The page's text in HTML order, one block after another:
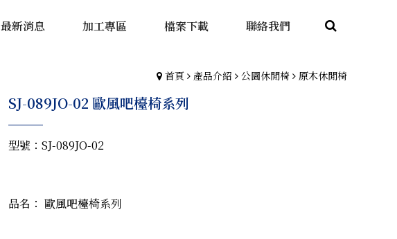
最新消息 加工專區 檔案下載 聯絡我們
首頁 產品介紹 公園休閒椅 原木休閒椅
SJ-089JO-02 歐風吧檯椅系列
型號：SJ-089JO-02
品名： 歐風吧檯椅系列